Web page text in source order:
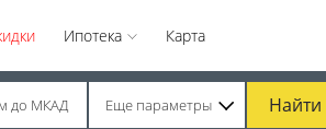
Ипотека Карта
до МКАД Еще параметры Найти